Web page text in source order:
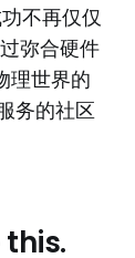
不再仅仅
弥合硬件
理世界的
务的社区